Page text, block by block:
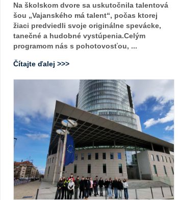
Na školskom dvore sa uskutočnila talentová
šou „Vajanského má talent“, počas ktorej
žiaci predviedli svoje originálne spevácke,
tanečné a hudobné vystúpenia.Celým
programom nás s pohotovosťou, ...
Čítajte ďalej >>>